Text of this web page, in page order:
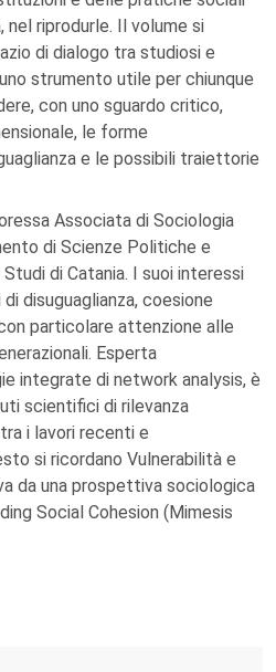
riprodurle. Il volume si
di dialogo tra studiosi e
strumento utile per chiunque
con uno sguardo critico,
le forme
e le possibili traiettorie
Associata di Sociologia
di Scienze Politiche e
di Catania. I suoi interessi
disuguaglianza, coesione
particolare attenzione alle
Esperta
integrate di network analysis, è
scientifici di rilevanza
i lavori recenti e
si ricordano Vulnerabilità e
da una prospettiva sociologica
Social Cohesion (Mimesis